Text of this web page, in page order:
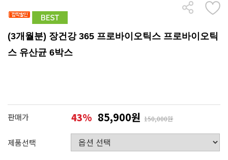
(3개월분) 장건강 365 프로바이오틱스 프로바이오틱
스 유산균 6박스
판매가 43% 85,900원 150,000원
제품선택